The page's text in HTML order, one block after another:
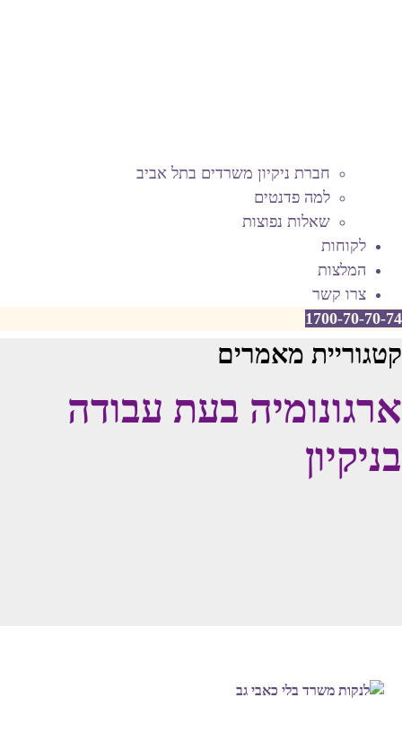
חברת ניקיון משרדים בתל אביב
למה פדנטים
שאלות נפוצות
לקוחות
המלצות
צרו קשר
1700-70-70-74
קטגוריית מאמרים
ארגונומיה בעת עבודה
בניקיון